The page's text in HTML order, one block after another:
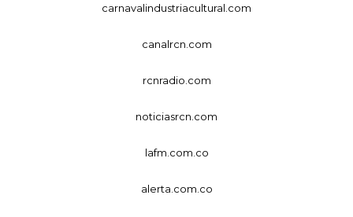
carnavalindustriacultural.com
canalrcn.com
rcnradio.com
noticiasrcn.com
lafm.com.co
alerta.com.co